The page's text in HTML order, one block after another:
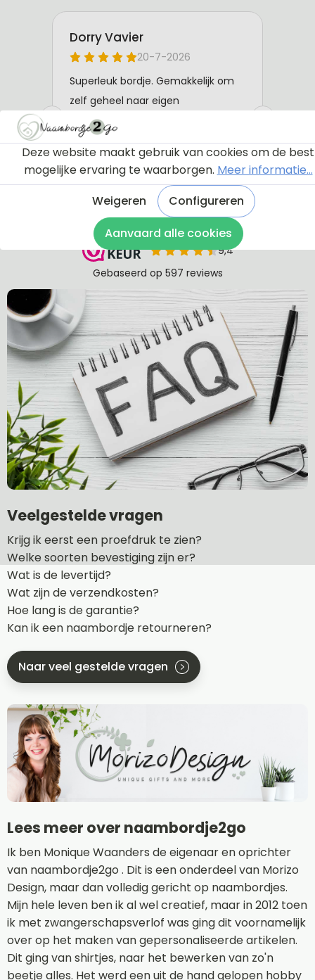
Veelgestelde vragen
Krijg ik eerst een proefdruk te zien?
Welke soorten bevestiging zijn er?
Wat is de levertijd?
Wat zijn de verzendkosten?
Hoe lang is de garantie?
Kan ik een naambordje retourneren?
Naar veel gestelde vragen
Lees meer over naambordje2go
Ik ben Monique Waanders de eigenaar en oprichter
van naambordje2go . Dit is een onderdeel van Morizo
Design, maar dan volledig gericht op naambordjes.
Mijn hele leven ben ik al wel creatief, maar in 2012 toen
ik met zwangerschapsverlof was ging dit voornamelijk
over op het maken van gepersonaliseerde artikelen.
Dit ging van shirtjes, naar het bewerken van zo'n
beetje alles. Het werd een uit de hand gelopen hobby
Deze website maakt gebruik van cookies om de best
mogelijke ervaring te waarborgen. Meer informatie...
Weigeren
Configureren
Aanvaard alle cookies